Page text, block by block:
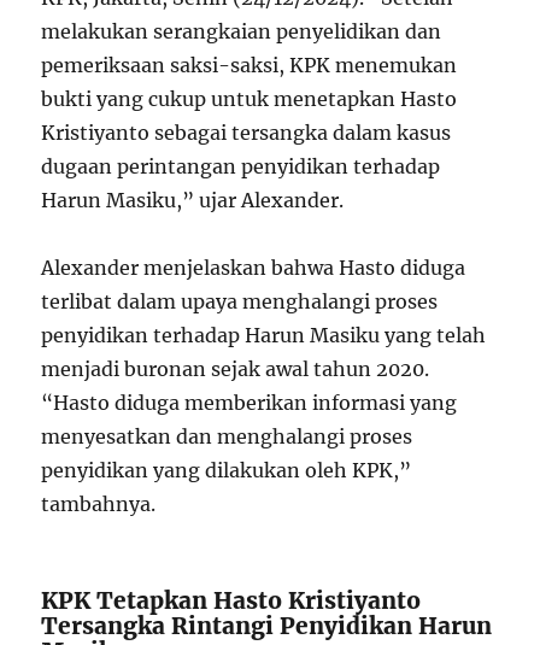
melakukan serangkaian penyelidikan dan
pemeriksaan saksi-saksi, KPK menemukan
bukti yang cukup untuk menetapkan Hasto
Kristiyanto sebagai tersangka dalam kasus
dugaan perintangan penyidikan terhadap
Harun Masiku,” ujar Alexander.
Alexander menjelaskan bahwa Hasto diduga
terlibat dalam upaya menghalangi proses
penyidikan terhadap Harun Masiku yang telah
menjadi buronan sejak awal tahun 2020.
“Hasto diduga memberikan informasi yang
menyesatkan dan menghalangi proses
penyidikan yang dilakukan oleh KPK,”
tambahnya.
KPK Tetapkan Hasto Kristiyanto
Tersangka Rintangi Penyidikan Harun